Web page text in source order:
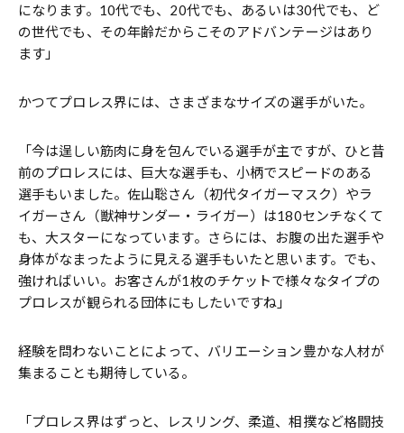
になります。10代でも、20代でも、あるいは30代でも、ど
の世代でも、その年齢だからこそのアドバンテージはあり
ます」
かつてプロレス界には、さまざまなサイズの選手がいた。
「今は逞しい筋肉に身を包んでいる選手が主ですが、ひと昔
前のプロレスには、巨大な選手も、小柄でスピードのある
選手もいました。佐山聡さん（初代タイガーマスク）やラ
イガーさん（獣神サンダー・ライガー）は180センチなくて
も、大スターになっています。さらには、お腹の出た選手や
身体がなまったように見える選手もいたと思います。でも、
強ければいい。お客さんが1枚のチケットで様々なタイプの
プロレスが観られる団体にもしたいですね」
経験を問わないことによって、バリエーション豊かな人材が
集まることも期待している。
「プロレス界はずっと、レスリング、柔道、相撲など格闘技